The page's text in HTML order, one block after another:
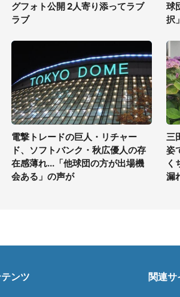
グフォト公開 2人寄り添ってラブ
ラブ
球
択
電撃トレードの巨人・リチャー
ド、ソフトバンク・秋広優人の存
在感薄れ...「他球団の方が出場機
会ある」の声が
三
姿
く
漏
ンツ 関連サ